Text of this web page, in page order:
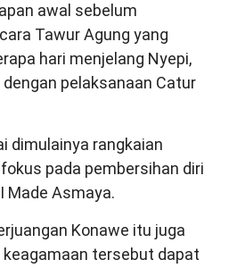
awal sebelum
Tawur Agung yang
hari menjelang Nyepi,
pelaksanaan Catur
dimulainya rangkaian
pada pembersihan diri
Made Asmaya.
Konawe itu juga
tersebut dapat